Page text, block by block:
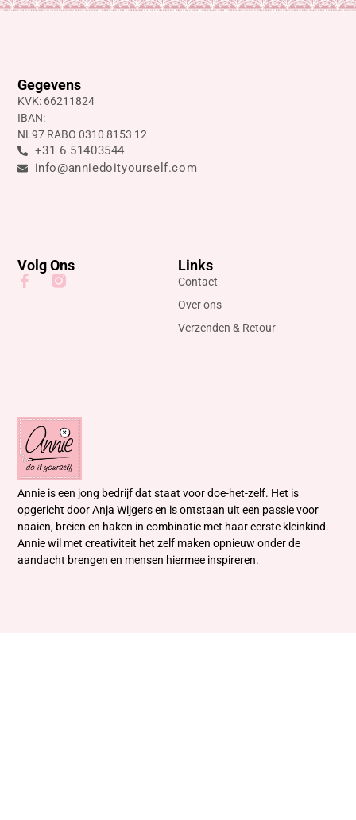
Annie is een jong bedrijf dat staat voor doe-het-zelf. Het is
opgericht door Anja Wijgers en is ontstaan uit een passie voor
naaien, breien en haken in combinatie met haar eerste kleinkind.
Annie wil met creativiteit het zelf maken opnieuw onder de
aandacht brengen en mensen hiermee inspireren.
Links
Contact
Over ons
Verzenden & Retour
Gegevens
KVK: 66211824
IBAN:
NL97 RABO 0310 8153 12
+31 6 51403544
info@anniedoityourself.com
Volg Ons